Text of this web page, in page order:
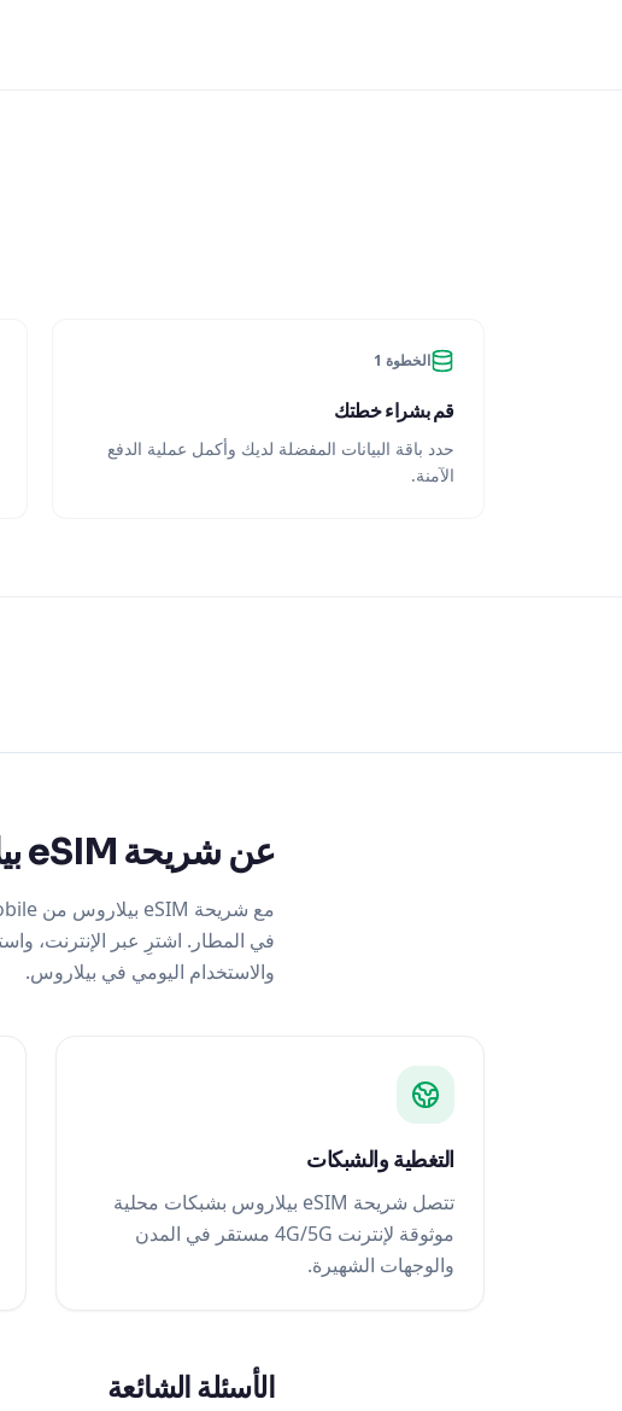
الخطوة 1
قم بشراء خطتك
حدد باقة البيانات المفضلة لديك وأكمل عملية الدفع
الآمنة.
عن شريحة eSIM بيلاروس
والاستخدام اليومي في بيلاروس.
التغطية والشبكات
تتصل شريحة eSIM بيلاروس بشبكات محلية
موثوقة لإنترنت 4G/5G مستقر في المدن
والوجهات الشهيرة.
الأسئلة الشائعة